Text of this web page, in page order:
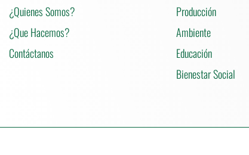
¿Quienes Somos?
¿Que Hacemos?
Contáctanos
Producción
Ambiente
Educación
Bienestar Social